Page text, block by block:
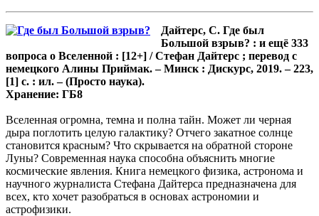
Дайтерс, С. Где был
Большой взрыв? : и ещё 333
вопроса о Вселенной : [12+] / Стефан Дайтерс ; перевод с
немецкого Алины Приймак. – Минск : Дискурс, 2019. – 223,
[1] с. : ил. – (Просто наука).
Хранение: ГБ8
Вселенная огромна, темна и полна тайн. Может ли черная
дыра поглотить целую галактику? Отчего закатное солнце
становится красным? Что скрывается на обратной стороне
Луны? Современная наука способна объяснить многие
космические явления. Книга немецкого физика, астронома и
научного журналиста Стефана Дайтерса предназначена для
всех, кто хочет разобраться в основах астрономии и
астрофизики.